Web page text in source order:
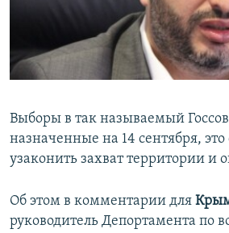
ПОБЕДИТЕЛЕЙ НЕ СУДЯТ?
КРЫМ.НЕПОКОРЕННЫЙ
ELIFBE
ПРИСОЕДИНЯЙТЕСЬ!
Все сайты RFE/RL
Выборы в так называемый
назначенные на 14 сентября,
узаконить захват территории
Об этом в комментарии для
руководитель Депортамента по